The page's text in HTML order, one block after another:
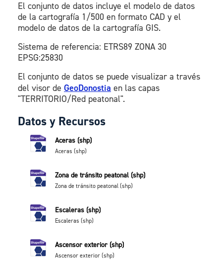
El conjunto de datos incluye el modelo de datos
de la cartografía 1/500 en formato CAD y el
modelo de datos de la cartografía GIS.
Sistema de referencia: ETRS89 ZONA 30
EPSG:25830
El conjunto de datos se puede visualizar a través
del visor de GeoDonostia en las capas
"TERRITORIO/Red peatonal".
Datos y Recursos
Aceras (shp)
Aceras (shp)
Zona de tránsito peatonal (shp)
Zona de tránsito peatonal (shp)
Escaleras (shp)
Escaleras (shp)
Ascensor exterior (shp)
Ascensor exterior (shp)